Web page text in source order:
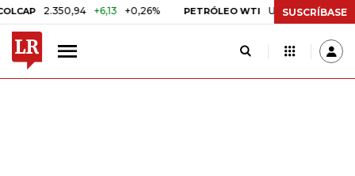
2.350,94 +6,13 +0,26% PETRÓLEO WTI US$ 78,01 US$ 2,92
SUSCRÍBASE